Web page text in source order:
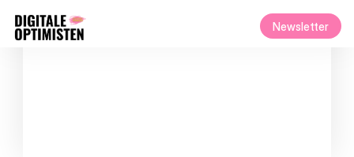
Newsletter